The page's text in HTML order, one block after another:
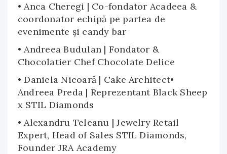
• Anca Cheregi | Co-fondator Acadeea &
coordonator echipă pe partea de
evenimente și candy bar
• Andreea Budulan | Fondator &
Chocolatier Chef Chocolate Delice
• Daniela Nicoară | Cake Architect•
Andreea Preda | Reprezentant Black Sheep
x STIL Diamonds
• Alexandru Teleanu | Jewelry Retail
Expert, Head of Sales STIL Diamonds,
Founder JRA Academy